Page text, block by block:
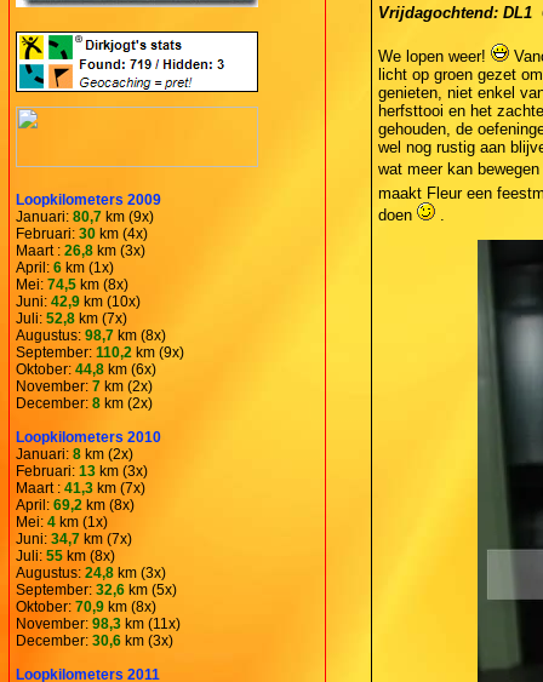
Loopkilometers 2009
Januari: 80,7 km (9x)
Februari: 30 km (4x)
Maart : 26,8 km (3x)
April: 6 km (1x)
Mei: 74,5 km (8x)
Juni: 42,9 km (10x)
Juli: 52,8 km (7x)
Augustus: 98,7 km (8x)
September: 110,2 km (9x)
Oktober: 44,8 km (6x)
November: 7 km (2x)
December: 8 km (2x)
Loopkilometers 2010
Januari: 8 km (2x)
Februari: 13 km (3x)
Maart : 41,3 km (7x)
April: 69,2 km (8x)
Mei: 4 km (1x)
Juni: 34,7 km (7x)
Juli: 55 km (8x)
Augustus: 24,8 km (3x)
September: 32,6 km (5x)
Oktober: 70,9 km (8x)
November: 98,3 km (11x)
December: 30,6 km (3x)
Loopkilometers 2011
Vrijdagochtend: DL1 
We lopen weer!
licht op groen gezet
genieten, niet enkel
herfsttooi en het
gehouden, de
wel nog rustig aan
wat meer kan
maakt Fleur een
doen
.